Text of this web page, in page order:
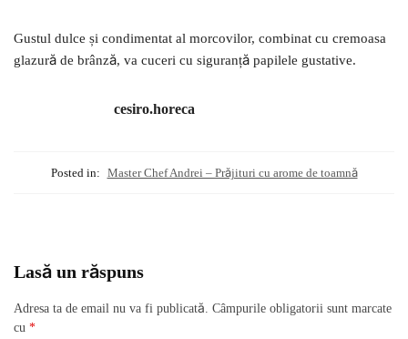
Gustul dulce și condimentat al morcovilor, combinat cu cremoasa
glazură de brânză, va cuceri cu siguranță papilele gustative.
cesiro.horeca
Posted in: Master Chef Andrei – Prăjituri cu arome de toamnă
Lasă un răspuns
Adresa ta de email nu va fi publicată. Câmpurile obligatorii sunt marcate
cu *